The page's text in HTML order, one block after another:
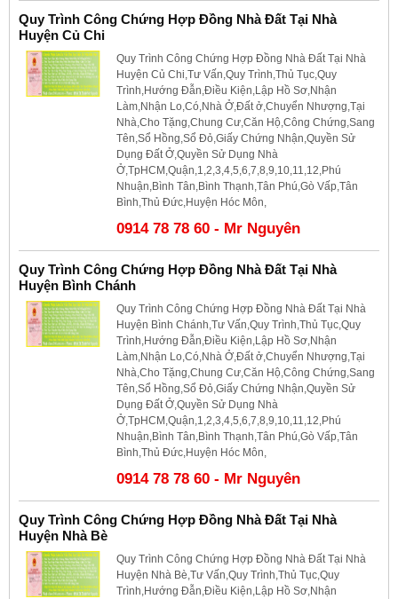
Quy Trình Công Chứng Hợp Đồng Nhà Đất Tại Nhà
Huyện Củ Chi
Quy Trình Công Chứng Hợp Đồng Nhà Đất Tại Nhà
Huyện Củ Chi,Tư Vấn,Quy Trình,Thủ Tục,Quy
Trình,Hướng Đẫn,Điều Kiện,Lập Hồ Sơ,Nhận
Làm,Nhận Lo,Có,Nhà Ở,Đất ở,Chuyển Nhượng,Tại
Nhà,Cho Tặng,Chung Cư,Căn Hộ,Công Chứng,Sang
Tên,Sổ Hồng,Sổ Đỏ,Giấy Chứng Nhận,Quyền Sử
Dụng Đất Ở,Quyền Sử Dụng Nhà
Ở,TpHCM,Quận,1,2,3,4,5,6,7,8,9,10,11,12,Phú
Nhuận,Bình Tân,Bình Thạnh,Tân Phú,Gò Vấp,Tân
Bình,Thủ Đức,Huyện Hóc Môn,
0914 78 78 60 - Mr Nguyên
Quy Trình Công Chứng Hợp Đồng Nhà Đất Tại Nhà
Huyện Bình Chánh
Quy Trình Công Chứng Hợp Đồng Nhà Đất Tại Nhà
Huyện Bình Chánh,Tư Vấn,Quy Trình,Thủ Tục,Quy
Trình,Hướng Đẫn,Điều Kiện,Lập Hồ Sơ,Nhận
Làm,Nhận Lo,Có,Nhà Ở,Đất ở,Chuyển Nhượng,Tại
Nhà,Cho Tặng,Chung Cư,Căn Hộ,Công Chứng,Sang
Tên,Sổ Hồng,Sổ Đỏ,Giấy Chứng Nhận,Quyền Sử
Dụng Đất Ở,Quyền Sử Dụng Nhà
Ở,TpHCM,Quận,1,2,3,4,5,6,7,8,9,10,11,12,Phú
Nhuận,Bình Tân,Bình Thạnh,Tân Phú,Gò Vấp,Tân
Bình,Thủ Đức,Huyện Hóc Môn,
0914 78 78 60 - Mr Nguyên
Quy Trình Công Chứng Hợp Đồng Nhà Đất Tại Nhà
Huyện Nhà Bè
Quy Trình Công Chứng Hợp Đồng Nhà Đất Tại Nhà
Huyện Nhà Bè,Tư Vấn,Quy Trình,Thủ Tục,Quy
Trình,Hướng Đẫn,Điều Kiện,Lập Hồ Sơ,Nhận